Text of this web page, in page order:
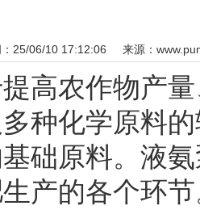
25/06/10 17:12:06 来源：
农作物产量
种化学原料
础原料。液
产的各个环